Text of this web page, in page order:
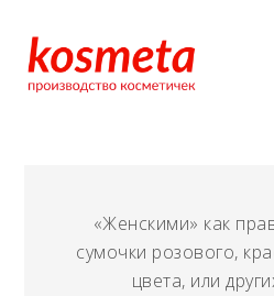
«Женскими» как
сумочки розового,
цвета, или